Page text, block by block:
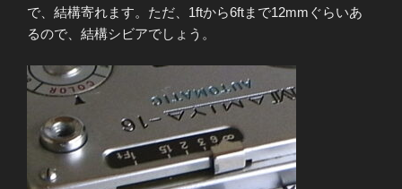
で、結構寄れます。ただ、1ftから6ftまで12mmぐらいあ
るので、結構シビアでしょう。